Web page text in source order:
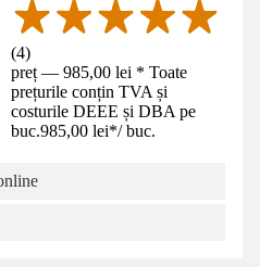
(4)
preț — 985,00 lei * Toate
prețurile conțin TVA și
costurile DEEE și DBA pe
buc.985,00 lei*/ buc.